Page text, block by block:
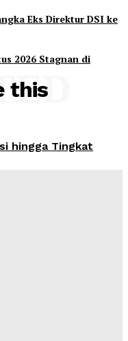
Eks Direktur DSI ke
2026 Stagnan di
this
hingga Tingkat